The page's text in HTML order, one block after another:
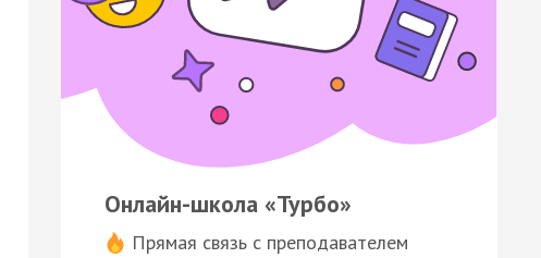
Онлайн-школа «Турбо»
Прямая связь с преподавателем